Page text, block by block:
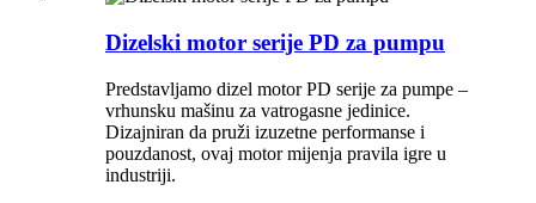
Dizelski motor serije PD za pumpu
Predstavljamo dizel motor PD serije za pumpe –
vrhunsku mašinu za vatrogasne jedinice.
Dizajniran da pruži izuzetne performanse i
pouzdanost, ovaj motor mijenja pravila igre u
industriji.